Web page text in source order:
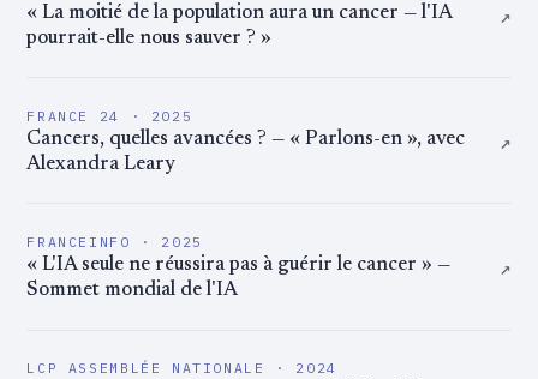
« La moitié de la population aura un cancer — l'IA
pourrait-elle nous sauver ? »
↗
FRANCE 24 · 2025
Cancers, quelles avancées ? — « Parlons-en », avec
Alexandra Leary
↗
FRANCEINFO · 2025
« L'IA seule ne réussira pas à guérir le cancer » —
Sommet mondial de l'IA
↗
LCP ASSEMBLÉE NATIONALE · 2024